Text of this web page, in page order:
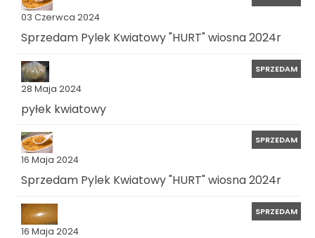
03 Czerwca 2024
Sprzedam Pylek Kwiatowy "HURT" wiosna 2024r
28 Maja 2024
SPRZEDAM
pyłek kwiatowy
16 Maja 2024
SPRZEDAM
Sprzedam Pylek Kwiatowy "HURT" wiosna 2024r
16 Maja 2024
SPRZEDAM